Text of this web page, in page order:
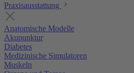
Praxisausstattung
Anatomische Modelle
Akupunktur
Diabetes
Medizinische Simulatoren
Muskeln